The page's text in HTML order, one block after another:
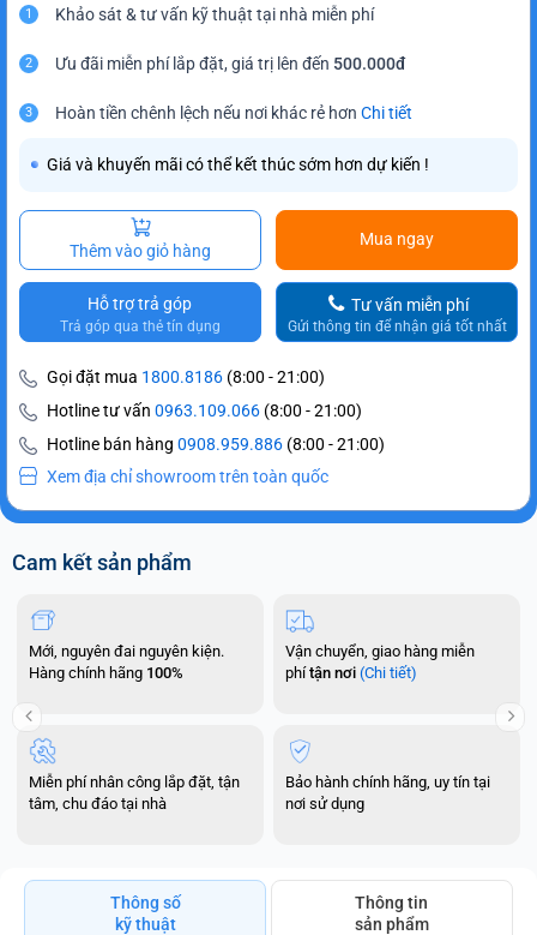
1 Khảo sát & tư vấn kỹ thuật tại nhà miễn phí
2 Ưu đãi miễn phí lắp đặt, giá trị lên đến 500.000đ
3 Hoàn tiền chênh lệch nếu nơi khác rẻ hơn Chi tiết
Giá và khuyến mãi có thể kết thúc sớm hơn dự kiến !
Thêm vào giỏ hàng
Mua ngay
Hỗ trợ trả góp
Trả góp qua thẻ tín dụng
Tư vấn miễn phí
Gửi thông tin để nhận giá tốt nhất
Gọi đặt mua 1800.8186 (8:00 - 21:00)
Hotline tư vấn 0963.109.066 (8:00 - 21:00)
Hotline bán hàng 0908.959.886 (8:00 - 21:00)
Xem địa chỉ showroom trên toàn quốc
Cam kết sản phẩm
Mới, nguyên đai nguyên kiện.
Hàng chính hãng 100%
Vận chuyển, giao hàng miễn
phítận nơi (Chi tiết)
Miễn phí nhân công lắp đặt, tận
tâm, chu đáo tại nhà
Bảo hành chính hãng, uy tín tại
nơi sử dụng
Thông số
kỹ thuật
Thông tin
sản phẩm